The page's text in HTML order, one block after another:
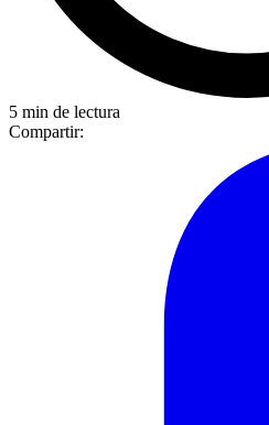
5 min de lectura
Compartir: